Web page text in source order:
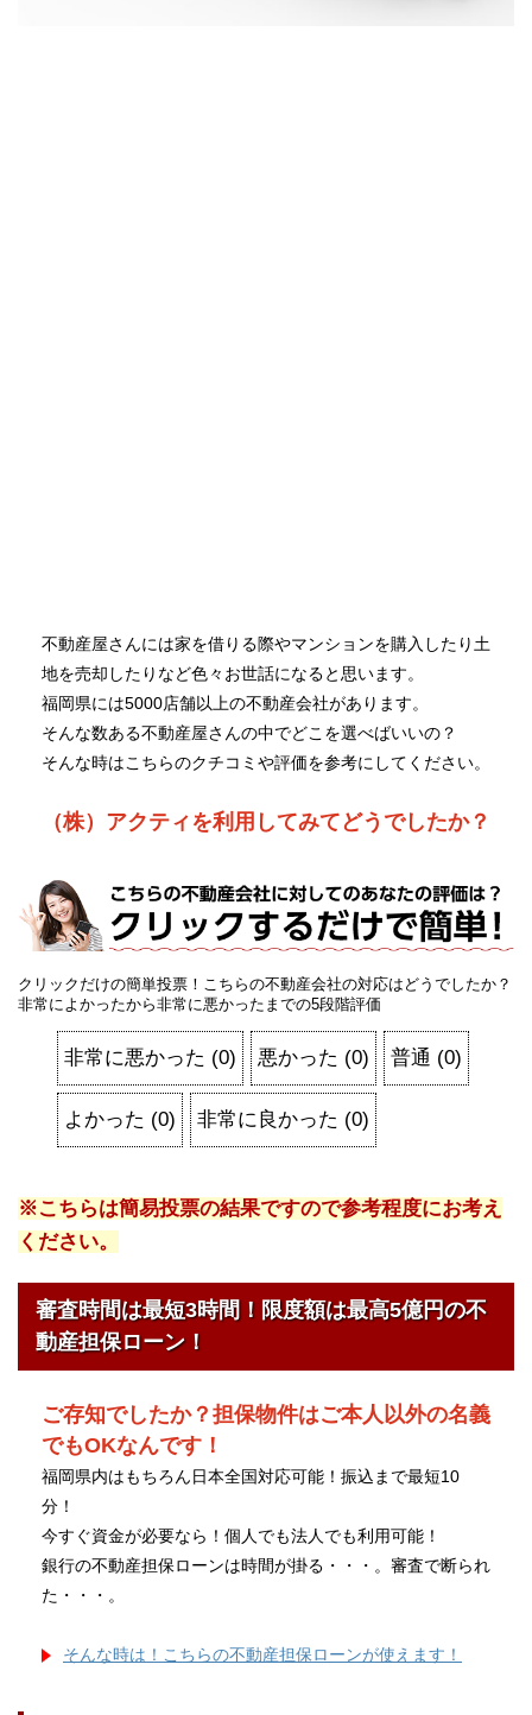
不動産屋さんには家を借りる際やマンションを購入したり土
地を売却したりなど色々お世話になると思います。
福岡県には5000店舗以上の不動産会社があります。
そんな数ある不動産屋さんの中でどこを選べばいいの？
そんな時はこちらのクチコミや評価を参考にしてください。
（株）アクティを利用してみてどうでしたか？
クリックだけの簡単投票！こちらの不動産会社の対応はどうでしたか？
非常によかったから非常に悪かったまでの5段階評価
非常に悪かった (0) 悪かった (0) 普通 (0)
よかった (0) 非常に良かった (0)
※こちらは簡易投票の結果ですので参考程度にお考え
ください。
審査時間は最短3時間！限度額は最高5億円の不
動産担保ローン！
ご存知でしたか？担保物件はご本人以外の名義
でもOKなんです！
福岡県内はもちろん日本全国対応可能！振込まで最短10
分！
今すぐ資金が必要なら！個人でも法人でも利用可能！
銀行の不動産担保ローンは時間が掛る・・・。審査で断られ
た・・・。
そんな時は！こちらの不動産担保ローンが使えます！